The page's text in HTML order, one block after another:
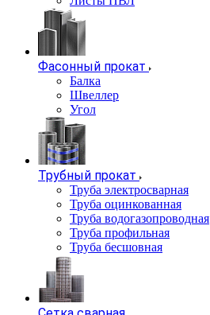
Фасонный прокат
Балка
Швеллер
Угол
Трубный прокат
Труба электросварная
Труба оцинкованная
Труба водогазопроводная
Труба профильная
Труба бесшовная